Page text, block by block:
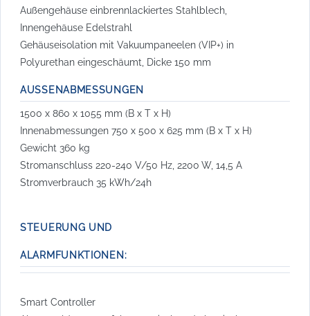
Außengehäuse einbrennlackiertes Stahlblech,
Innengehäuse Edelstrahl
Gehäuseisolation mit Vakuumpaneelen (VIP+) in
Polyurethan eingeschäumt, Dicke 150 mm
AUSSENABMESSUNGEN
1500 x 860 x 1055 mm (B x T x H)
Innenabmessungen 750 x 500 x 625 mm (B x T x H)
Gewicht 360 kg
Stromanschluss 220-240 V/50 Hz, 2200 W, 14,5 A
Stromverbrauch 35 kWh/24h
STEUERUNG UND
ALARMFUNKTIONEN:
Smart Controller